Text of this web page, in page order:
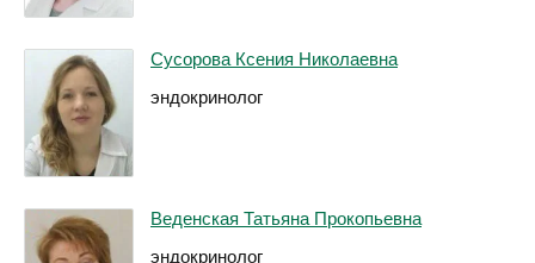
Сусорова Ксения Николаевна
эндокринолог
Веденская Татьяна Прокопьевна
эндокринолог